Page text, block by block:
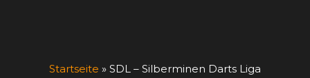
Startseite » SDL – Silberminen Darts Liga